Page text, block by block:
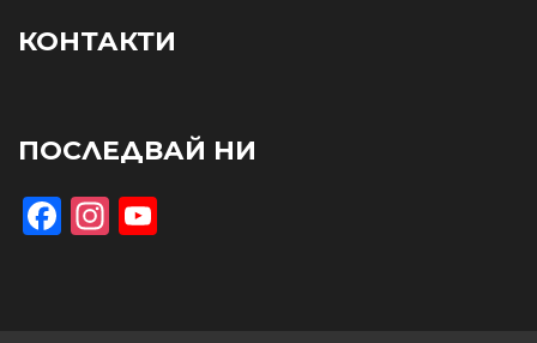
КОНТАКТИ
ПОСЛЕДВАЙ НИ
Facebook
Instagram